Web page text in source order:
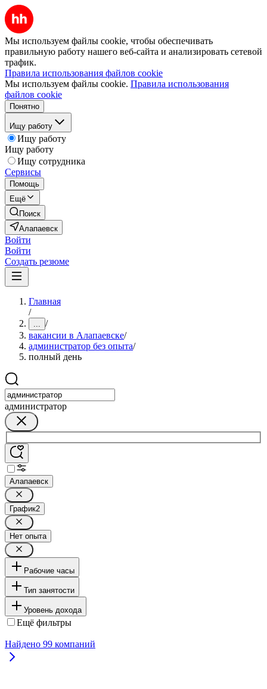
Мы используем файлы cookie, чтобы обеспечивать
правильную работу нашего веб-сайта и анализировать сетевой
трафик.
Правила использования файлов cookie
Мы используем файлы cookie. Правила использования
файлов cookie
Понятно
Ищу работу
Ищу работу
Ищу работу
Ищу сотрудника
Сервисы
Помощь
Ещё
Поиск
Алапаевск
Войти
Войти
Создать резюме
Главная
/
... /
вакансии в Алапаевске/
администратор без опыта/
полный день
администратор
Алапаевск
График2
Нет опыта
Рабочие часы
Тип занятости
Уровень дохода
Ещё фильтры
Найдено 99 компаний